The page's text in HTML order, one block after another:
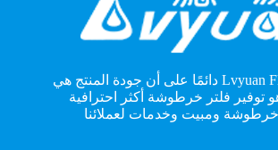
تصر شركة Lvyuan Fliter دائمًا على أن جودة المنتج هي
هو توفير فلتر خرطوشة أكثر احترافية
خرطوشة ومبيت وخدمات لعملائنا